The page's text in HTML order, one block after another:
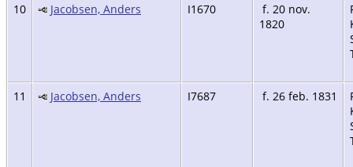
10 Jacobsen, Anders I1670
f. 20 nov.
1820
11 Jacobsen, Anders I7687 f. 26 feb. 1831